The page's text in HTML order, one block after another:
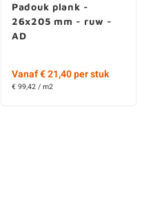
Padouk plank -
26x205 mm - ruw -
AD
Vanaf € 21,40 per stuk
€ 99,42 / m2